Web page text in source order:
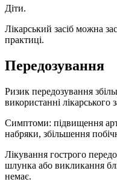
Діти.
Лікарський засіб можна
практиці.
Передозування
Ризик передозування
використанні лікарського
Симптоми: підвищення
набряки, збільшення
Лікування гострого
шлунка або викликання
немає.